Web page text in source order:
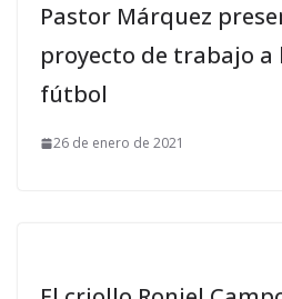
Pastor Márquez
proyecto de trabajo a
fútbol
26 de enero de 2021